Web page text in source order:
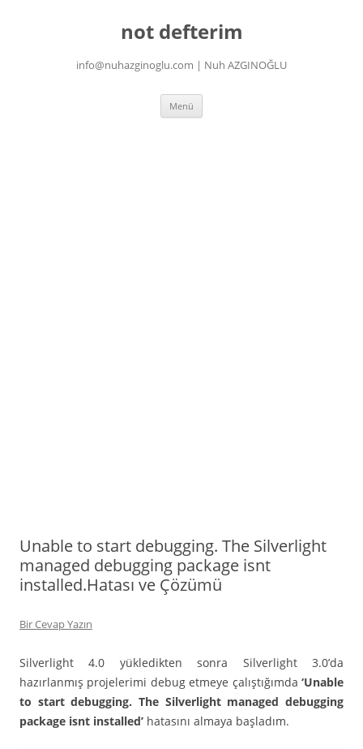
not defterim
info@nuhazginoglu.com | Nuh AZGINOĞLU
Menü
Unable to start debugging. The Silverlight
managed debugging package isnt
installed.Hatası ve Çözümü
Bir Cevap Yazın
Silverlight 4.0 yükledikten sonra Silverlight 3.0’da
hazırlanmış projelerimi debug etmeye çalıştığımda ‘Unable
to start debugging. The Silverlight managed debugging
package isnt installed’ hatasını almaya başladım.